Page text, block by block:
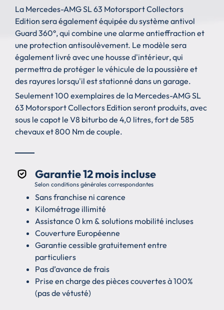
La Mercedes-AMG SL 63 Motorsport Collectors
Edition sera également équipée du système antivol
Guard 360°, qui combine une alarme antieffraction et
une protection antisoulèvement. Le modèle sera
également livré avec une housse d'intérieur, qui
permettra de protéger le véhicule de la poussière et
des rayures lorsqu'il est stationné dans un garage.
Seulement 100 exemplaires de la Mercedes-AMG SL
63 Motorsport Collectors Edition seront produits, avec
sous le capot le V8 biturbo de 4,0 litres, fort de 585
chevaux et 800 Nm de couple.
Garantie 12 mois incluse
Selon conditions générales correspondantes
Sans franchise ni carence
Kilométrage illimité
Assistance 0 km & solutions mobilité incluses
Couverture Européenne
Garantie cessible gratuitement entre
particuliers
Pas d’avance de frais
Prise en charge des pièces couvertes à 100%
(pas de vétusté)